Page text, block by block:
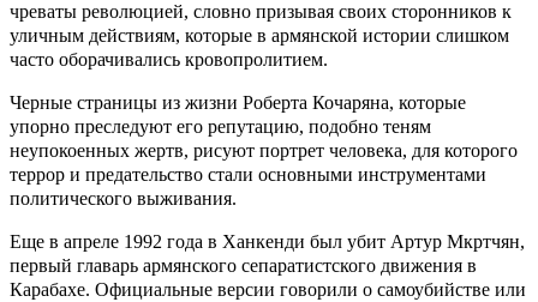
чреваты революцией, словно призывая своих сторонников к
уличным действиям, которые в армянской истории слишком
часто оборачивались кровопролитием.
Черные страницы из жизни Роберта Кочаряна, которые
упорно преследуют его репутацию, подобно теням
неупокоенных жертв, рисуют портрет человека, для которого
террор и предательство стали основными инструментами
политического выживания.
Еще в апреле 1992 года в Ханкенди был убит Артур Мкртчян,
первый главарь армянского сепаратистского движения в
Карабахе. Официальные версии говорили о самоубийстве или